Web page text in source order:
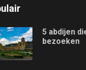
5 abdijen
bezoeken